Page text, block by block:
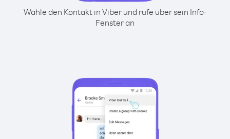
Wähle den Kontakt in Viber und rufe über sein Info-
Fenster an